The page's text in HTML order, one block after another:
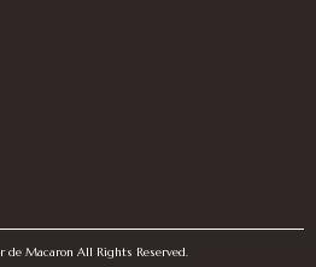
Macaron All Rights Reserved.